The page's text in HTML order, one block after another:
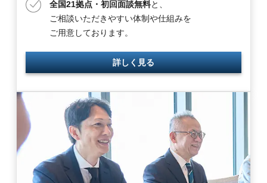
全国21拠点・初回面談無料と、
ご相談いただきやすい体制や仕組みを
ご用意しております。
詳しく見る